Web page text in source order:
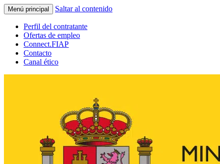
Menú principal Saltar al contenido
Perfil del contratante
Ofertas de empleo
Connect.FIAP
Contacto
Canal ético